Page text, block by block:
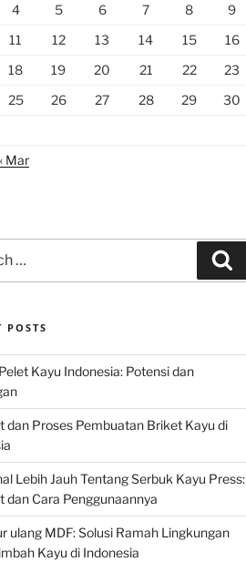
4 5 6 7 8
9
11 12 13 14 15
16
18 19 20 21 22
23
25 26 27 28 29
30
Mar
POSTS
Kayu Indonesia: Potensi dan
dan Proses Pembuatan Briket Kayu di
Lebih Jauh Tentang Serbuk Kayu Press:
dan Cara Penggunaannya
ulang MDF: Solusi Ramah Lingkungan
Kayu di Indonesia